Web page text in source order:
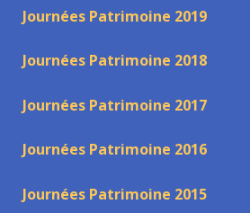
Journées Patrimoine 2019
Journées Patrimoine 2018
Journées Patrimoine 2017
Journées Patrimoine 2016
Journées Patrimoine 2015